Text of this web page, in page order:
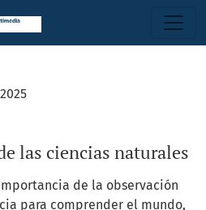
las ciencias naturales
de la observación
para comprender el mundo,